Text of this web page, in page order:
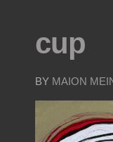
cup
BY MAION